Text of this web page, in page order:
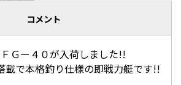
コメント
Ｇー４０が入荷しました!!
載で本格釣り仕様の即戦力艇です!!